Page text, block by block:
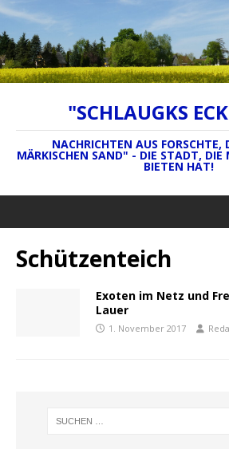
"SCHLAUGKS
NACHRICHTEN AUS FORSCHTE,
MÄRKISCHEN SAND" - DIE STADT, DIE
BIETEN HAT!
Schützenteich
Exoten im Netz und
Lauer
1. November 2017